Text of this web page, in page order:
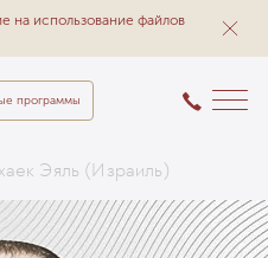
на использование файлов
программы
Эяль (Израиль)